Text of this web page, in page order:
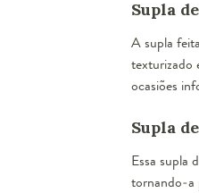
Supla
A supla
texturizado
ocasiões
Supla
Essa supla
tornando-a